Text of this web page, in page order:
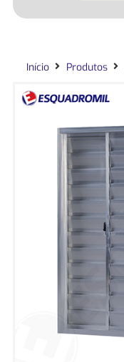
Início Produtos